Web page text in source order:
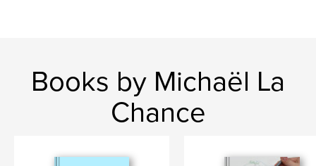
Books by Michaël La
Chance